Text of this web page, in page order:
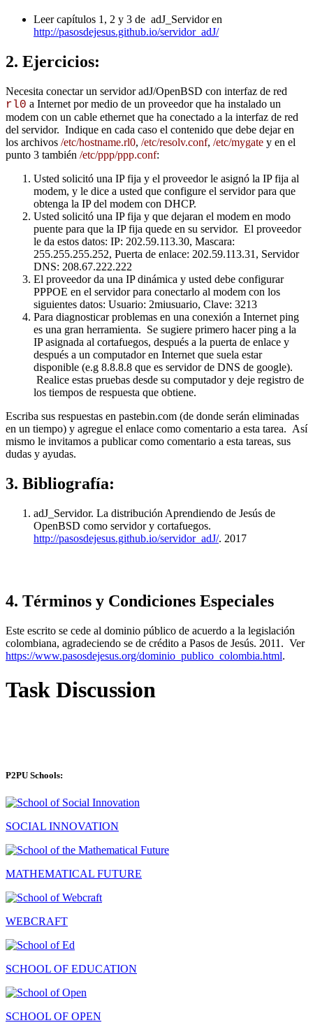
Leer capítulos 1, 2 y 3 de adJ_Servidor en
http://pasosdejesus.github.io/servidor_adJ/
2. Ejercicios:
Necesita conectar un servidor adJ/OpenBSD con interfaz de red
rl0 a Internet por medio de un proveedor que ha instalado un
modem con un cable ethernet que ha conectado a la interfaz de red
del servidor. Indique en cada caso el contenido que debe dejar en
los archivos /etc/hostname.rl0, /etc/resolv.conf, /etc/mygate y en el
punto 3 también /etc/ppp/ppp.conf:
Usted solicitó una IP fija y el proveedor le asignó la IP fija al
modem, y le dice a usted que configure el servidor para que
obtenga la IP del modem con DHCP.
Usted solicitó una IP fija y que dejaran el modem en modo
puente para que la IP fija quede en su servidor. El proveedor
le da estos datos: IP: 202.59.113.30, Mascara:
255.255.255.252, Puerta de enlace: 202.59.113.31, Servidor
DNS: 208.67.222.222
El proveedor da una IP dinámica y usted debe configurar
PPPOE en el servidor para conectarlo al modem con los
siguientes datos: Usuario: 2miusuario, Clave: 3213
Para diagnosticar problemas en una conexión a Internet ping
es una gran herramienta. Se sugiere primero hacer ping a la
IP asignada al cortafuegos, después a la puerta de enlace y
después a un computador en Internet que suela estar
disponible (e.g 8.8.8.8 que es servidor de DNS de google).
Realice estas pruebas desde su computador y deje registro de
los tiempos de respuesta que obtiene.
Escriba sus respuestas en pastebin.com (de donde serán eliminadas
en un tiempo) y agregue el enlace como comentario a esta tarea. Así
mismo le invitamos a publicar como comentario a esta tareas, sus
dudas y ayudas.
3. Bibliografía:
adJ_Servidor. La distribución Aprendiendo de Jesús de
OpenBSD como servidor y cortafuegos.
http://pasosdejesus.github.io/servidor_adJ/. 2017
4. Términos y Condiciones Especiales
Este escrito se cede al dominio público de acuerdo a la legislación
colombiana, agradeciendo se de crédito a Pasos de Jesús. 2011. Ver
https://www.pasosdejesus.org/dominio_publico_colombia.html.
Task Discussion
P2PU Schools:
SOCIAL INNOVATION
MATHEMATICAL FUTURE
WEBCRAFT
SCHOOL OF EDUCATION
SCHOOL OF OPEN